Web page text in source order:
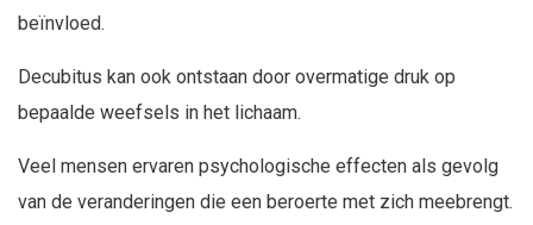
beïnvloed.
Decubitus kan ook ontstaan door overmatige druk op
bepaalde weefsels in het lichaam.
Veel mensen ervaren psychologische effecten als gevolg
van de veranderingen die een beroerte met zich meebrengt.